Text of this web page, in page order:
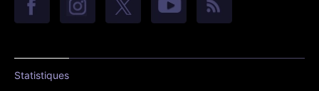
Statistiques